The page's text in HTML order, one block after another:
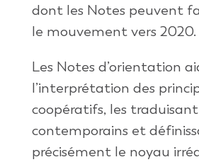
dont les Notes peuvent
le mouvement vers 2020.
Les Notes d’orientation
l’interprétation des
coopératifs, les
contemporains et
précisément le noyau